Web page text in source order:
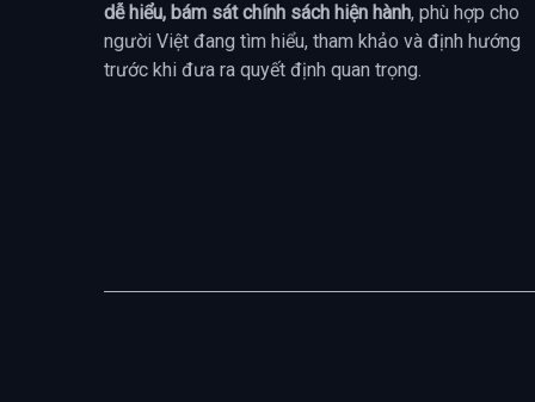
dễ hiểu, bám sát chính sách hiện hành, phù hợp cho
người Việt đang tìm hiểu, tham khảo và định hướng
trước khi đưa ra quyết định quan trọng.